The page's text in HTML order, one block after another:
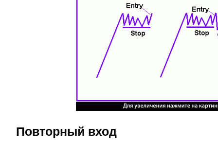
Повторный вход